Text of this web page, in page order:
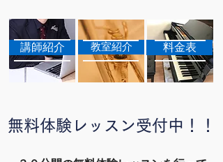
講師紹介 教室紹介 料金表
​無料体験レッスン受付中！！